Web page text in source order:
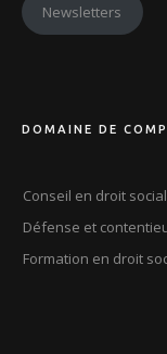
Newsletters
DOMAINE DE
Conseil en droit social
Défense et
Formation en droit